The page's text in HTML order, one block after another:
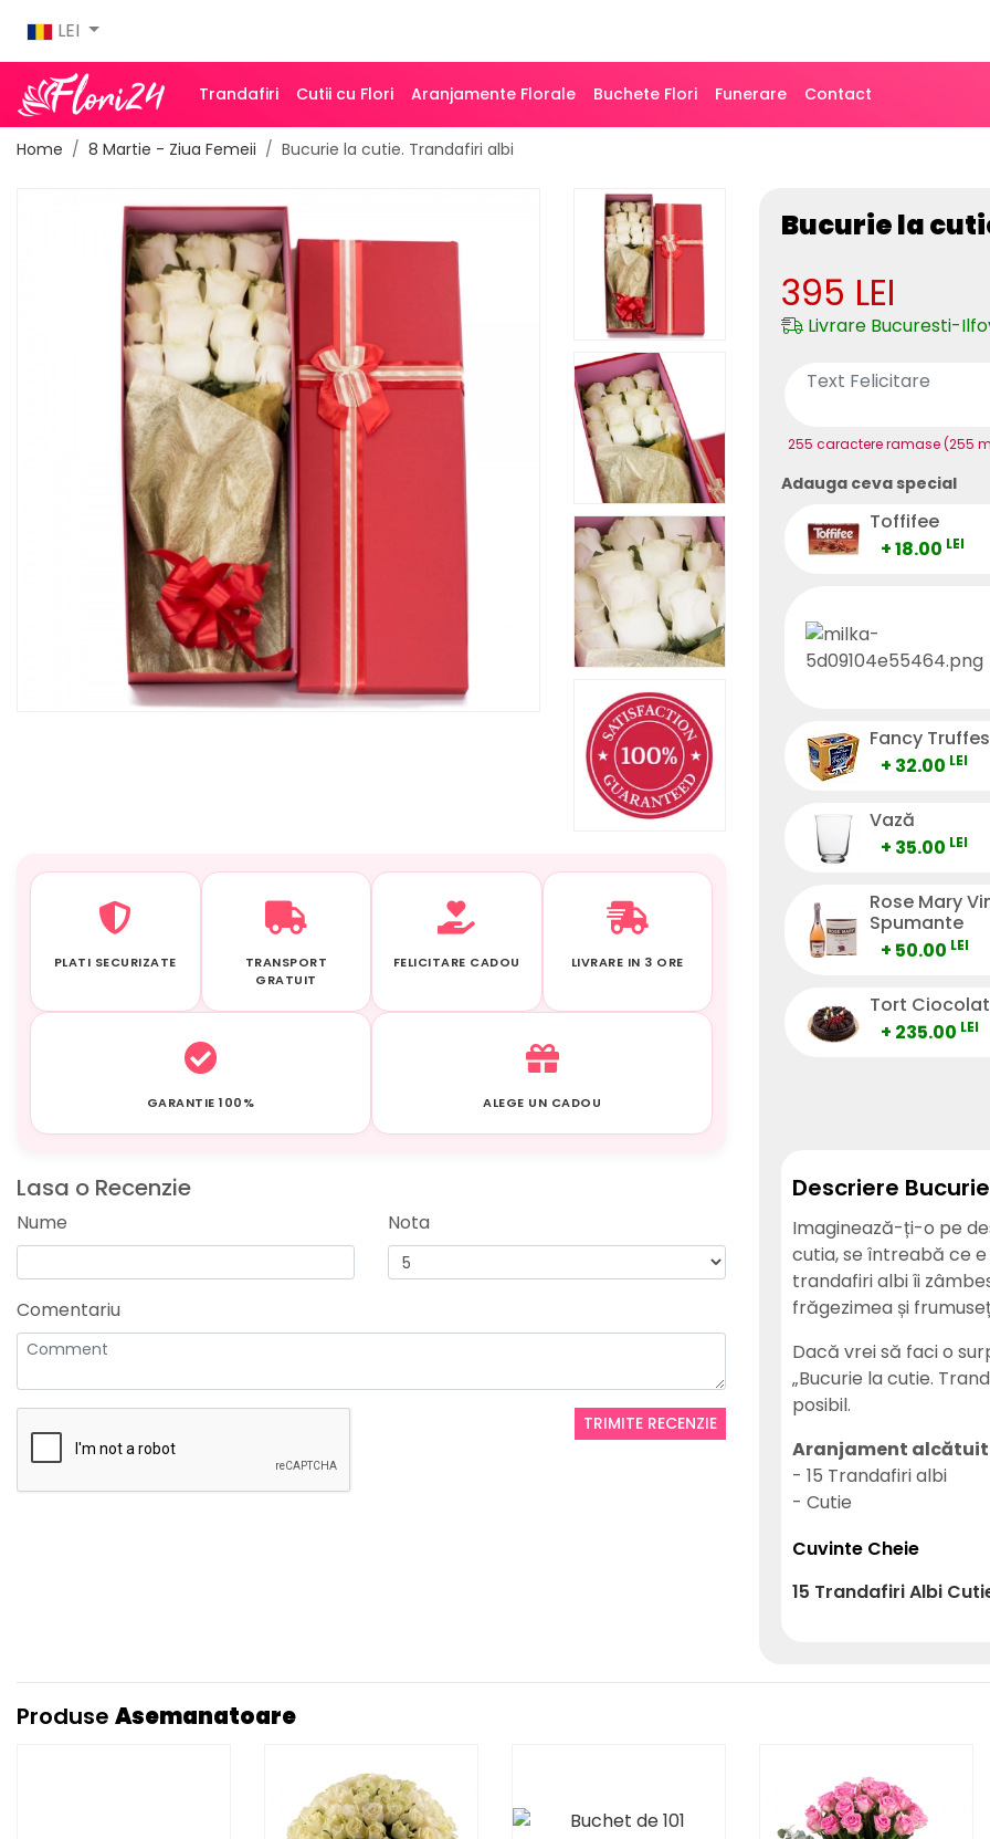
LEI
Trandafiri Cutii cu Flori Aranjamente Florale Buchete Flori Funerare Contact
Home 8 Martie - Ziua Femeii Bucurie la cutie. Trandafiri albi
PLATI SECURIZATE
TRANSPORT
GRATUIT
FELICITARE CADOU LIVRARE IN 3 ORE
GARANTIE 100% ALEGE UN CADOU
Lasa o Recenzie
Nume Nota
Comentariu
TRIMITE RECENZIE
Bucurie la
395 LEI
Livrare Bucuresti-
255 caractere ramase (255
Adauga ceva special
Toffifee
+ 18.00 LEI
Fancy Truffes
+ 32.00 LEI
Vază
+ 35.00 LEI
Rose Mary
Spumante
+ 50.00 LEI
Tort
+ 235.00 LEI
Descriere
Imaginează-ți-o pe
cutia, se întreabă ce e
trandafiri albi îi
frăgezimea și
Dacă vrei să faci o
„Bucurie la cutie.
posibil.
Aranjament
- 15 Trandafiri albi
- Cutie
Cuvinte Cheie
15 TrandafiriAlbi
Produse Asemanatoare